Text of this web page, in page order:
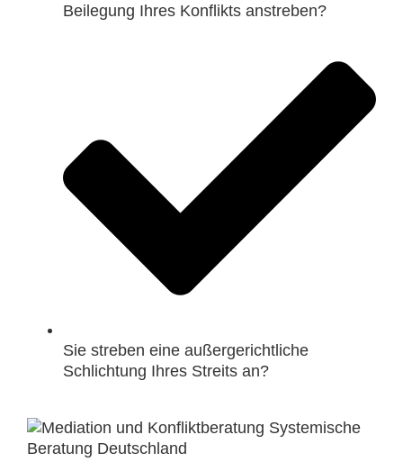
Beilegung Ihres Konflikts anstreben?
Sie streben eine außergerichtliche
Schlichtung Ihres Streits an?